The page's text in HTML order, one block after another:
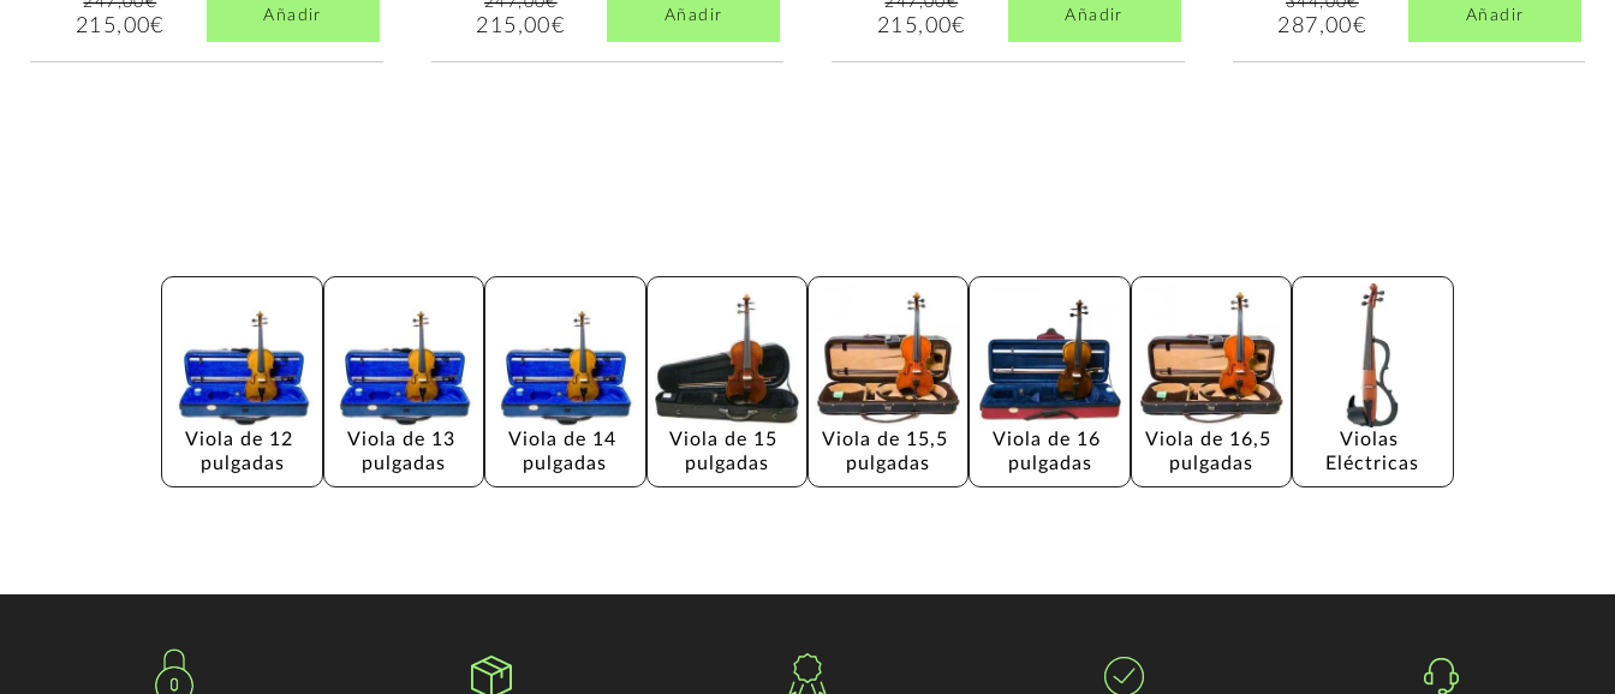
215,00€ Añadir 215,00€ Añadir 215,00€ Añadir 287,00€ Añadir
Viola de 12
pulgadas
Viola de 13
pulgadas
Viola de 14
pulgadas
Viola de 15
pulgadas
Viola de 15,5
pulgadas
Viola de 16
pulgadas
Viola de 16,5
pulgadas
Violas
Eléctricas